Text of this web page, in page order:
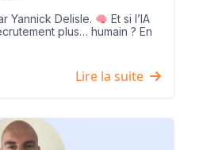
Yannick Delisle.
Et si l’IA
plus… humain ? En
Lire la suite